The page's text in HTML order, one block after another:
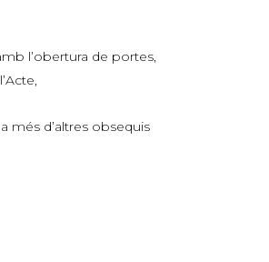
l’obertura de portes,
més d’altres obsequis